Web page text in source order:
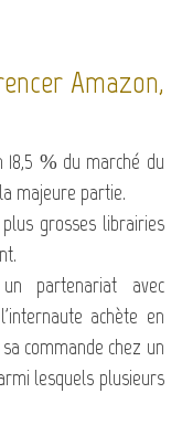
Amazon,
% du marché du
majeure partie.
grosses librairies
partenariat avec
achète en
commande chez un
lesquels plusieurs